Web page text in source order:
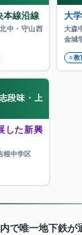
本線沿線
中・守山西
大
大森
金城
○ 教
段味・上
した新興
根中学区
で唯一地下鉄が